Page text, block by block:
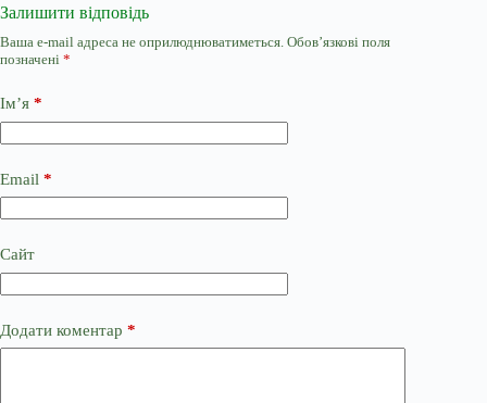
Залишити відповідь
Ваша e-mail адреса не оприлюднюватиметься. Обов’язкові поля
позначені *
Ім’я *
Email *
Сайт
Додати коментар *